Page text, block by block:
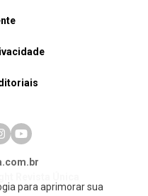
para aprimorar sua